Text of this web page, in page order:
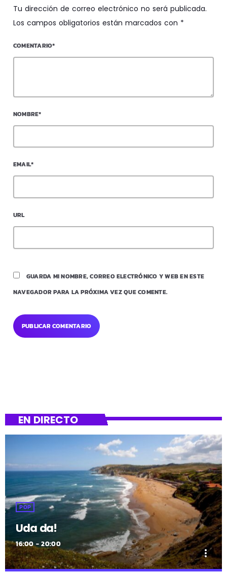
Tu dirección de correo electrónico no será publicada.
Los campos obligatorios están marcados con *
COMENTARIO*
NOMBRE*
EMAIL*
URL
GUARDA MI NOMBRE, CORREO ELECTRÓNICO Y WEB EN ESTE
NAVEGADOR PARA LA PRÓXIMA VEZ QUE COMENTE.
EN DIRECTO
POP
Uda da!
16:00 - 20:00
more_vert